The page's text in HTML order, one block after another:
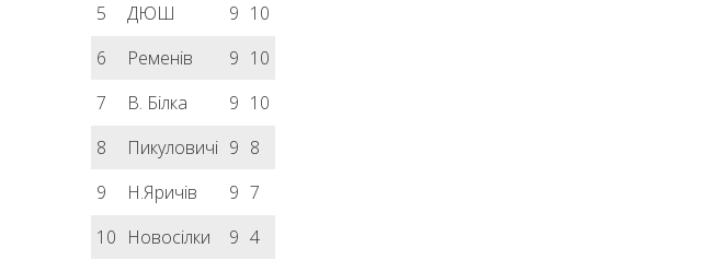
5
ДЮШ 9 10
6
Ременів 9 10
7
В. Білка 9 10
8
Пикуловичі 9 8
9
Н.Яричів 9 7
10 Новосілки 9 4